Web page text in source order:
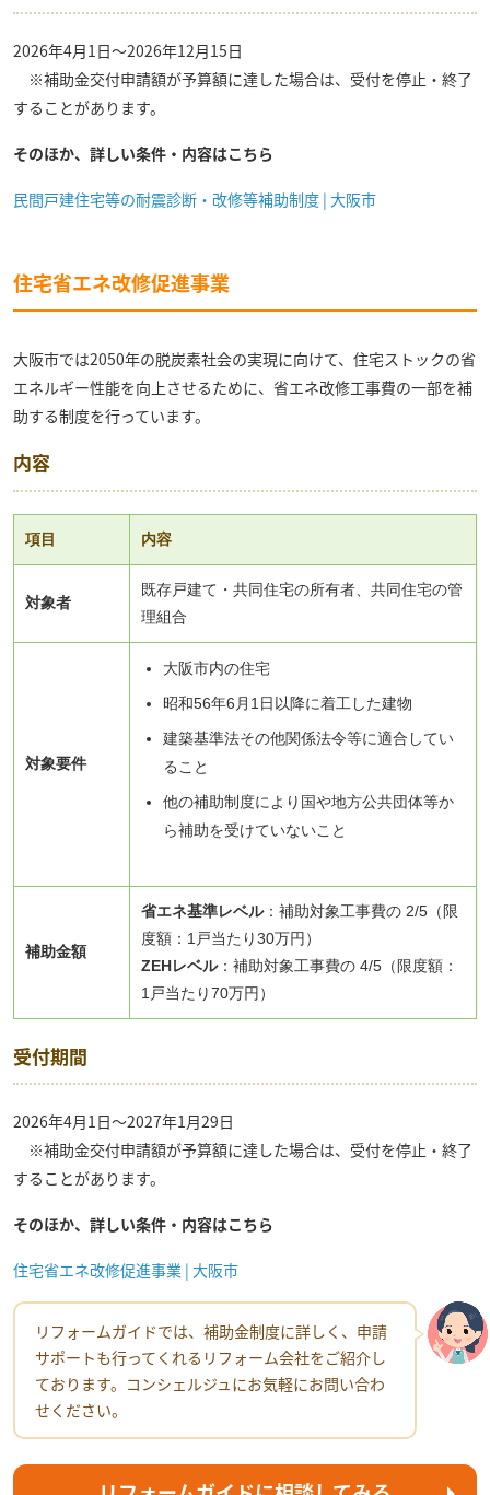
2026年4月1日〜2026年12月15日
※補助金交付申請額が予算額に達した場合は、受付を停止・終了
することがあります。
そのほか、詳しい条件・内容はこちら
民間戸建住宅等の耐震診断・改修等補助制度 | 大阪市
住宅省エネ改修促進事業
大阪市では2050年の脱炭素社会の実現に向けて、住宅ストックの省
エネルギー性能を向上させるために、省エネ改修工事費の一部を補
助する制度を行っています。
内容
項目 内容
対象者
既存戸建て・共同住宅の所有者、共同住宅の管
理組合
対象要件
大阪市内の住宅
昭和56年6月1日以降に着工した建物
建築基準法その他関係法令等に適合してい
ること
他の補助制度により国や地方公共団体等か
ら補助を受けていないこと
補助金額
省エネ基準レベル：補助対象工事費の 2/5（限
度額：1戸当たり30万円）
ZEHレベル：補助対象工事費の 4/5（限度額：
1戸当たり70万円）
受付期間
2026年4月1日〜2027年1月29日
※補助金交付申請額が予算額に達した場合は、受付を停止・終了
することがあります。
そのほか、詳しい条件・内容はこちら
住宅省エネ改修促進事業 | 大阪市
リフォームガイドでは、補助金制度に詳しく、申請
サポートも行ってくれるリフォーム会社をご紹介し
ております。コンシェルジュにお気軽にお問い合わ
せください。